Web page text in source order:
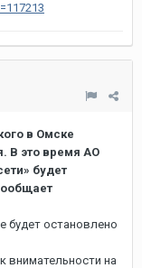
в Омске
В это время АО
будет
будет остановлено
внимательности на